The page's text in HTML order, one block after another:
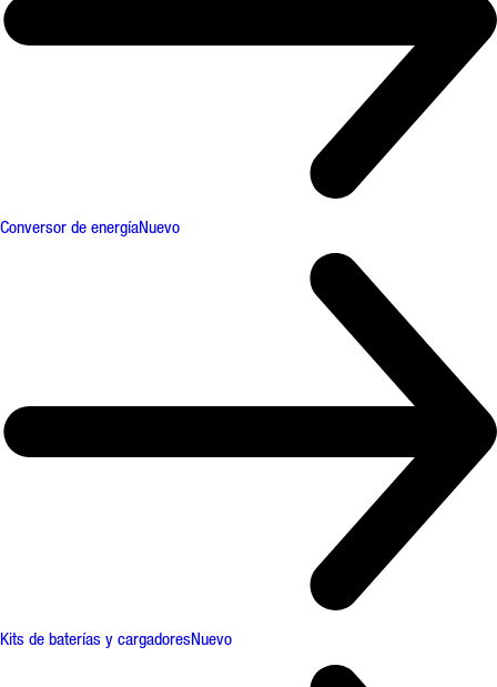
Conversor de energíaNuevo
Kits de baterías y cargadoresNuevo